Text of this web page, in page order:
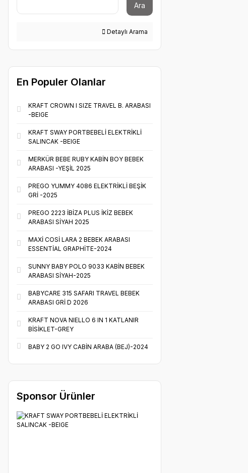
Ara
Detaylı Arama
En Populer Olanlar
KRAFT CROWN I SIZE TRAVEL B. ARABASI
-BEIGE
KRAFT SWAY PORTBEBELİ ELEKTRİKLİ
SALINCAK -BEIGE
MERKÜR BEBE RUBY KABİN BOY BEBEK
ARABASI -YEŞİL 2025
PREGO YUMMY 4086 ELEKTRİKLİ BEŞİK
GRİ -2025
PREGO 2223 İBİZA PLUS İKİZ BEBEK
ARABASI SİYAH 2025
MAXİ COSİ LARA 2 BEBEK ARABASI
ESSENTİAL GRAPHİTE-2024
SUNNY BABY POLO 9033 KABİN BEBEK
ARABASI SİYAH-2025
BABYCARE 315 SAFARI TRAVEL BEBEK
ARABASI GRİ D 2026
KRAFT NOVA NIELLO 6 IN 1 KATLANIR
BİSİKLET-GREY
BABY 2 GO IVY CABİN ARABA (BEJ)-2024
Sponsor Ürünler